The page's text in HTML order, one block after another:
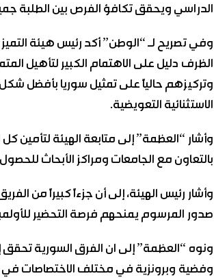
الدراسي ويحقق تكافؤ الفرص بين الطلبة
وفي تصريح لـ “الوطن” أكد رئيس هيئة
الظرف دليل على الاهتمام الكبير لتأهيل
وتركيزهم حالياً على تمثيل سوريا بأفضل
الاستثنائية التعويضية.
وأشار “العظمة” إلى متابعة الهيئة لتأمين
بالتعاون مع الجامعات ومراكز الأبحاث
وأشار رئيس الهيئة، إلى أن جزءاً كبيراً من
صدور المرسوم يمنحهم فرصة التحضير
وفضية وبرونزية في مختلف الاختصاصات في